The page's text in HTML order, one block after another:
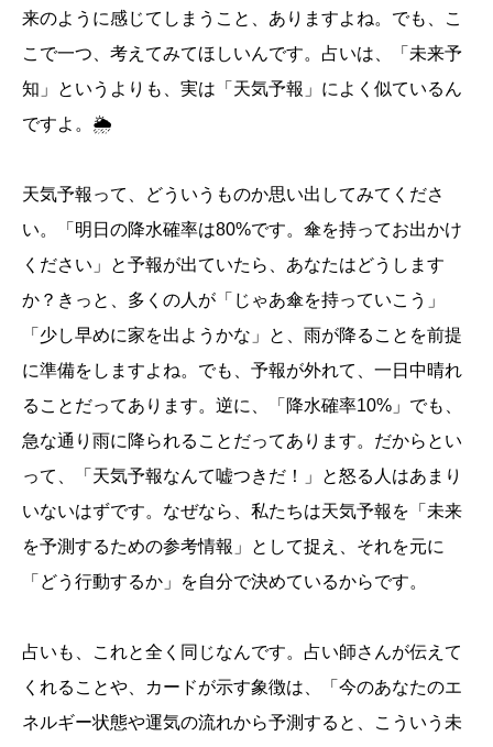
来のように感じてしまうこと、ありますよね。でも、こ
こで一つ、考えてみてほしいんです。占いは、「未来予
知」というよりも、実は「天気予報」によく似ているん
ですよ。🌦️
天気予報って、どういうものか思い出してみてくださ
い。「明日の降水確率は80%です。傘を持ってお出かけ
ください」と予報が出ていたら、あなたはどうします
か？きっと、多くの人が「じゃあ傘を持っていこう」
「少し早めに家を出ようかな」と、雨が降ることを前提
に準備をしますよね。でも、予報が外れて、一日中晴れ
ることだってあります。逆に、「降水確率10%」でも、
急な通り雨に降られることだってあります。だからとい
って、「天気予報なんて嘘つきだ！」と怒る人はあまり
いないはずです。なぜなら、私たちは天気予報を「未来
を予測するための参考情報」として捉え、それを元に
「どう行動するか」を自分で決めているからです。
占いも、これと全く同じなんです。占い師さんが伝えて
くれることや、カードが示す象徴は、「今のあなたのエ
ネルギー状態や運気の流れから予測すると、こういう未